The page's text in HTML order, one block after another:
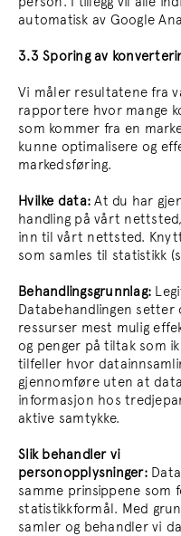
automatisk av Google
3.3 Sporing av
Vi måler resultatene fra
rapportere hvor mange
som kommer fra en
kunne optimalisere og
markedsføring.
Hvilke data:At du har
handling på vårt
inn til vårt nettsted.
som samles til statistikk
Behandlingsgrunnlag:
Databehandlingen setter
ressurser mest mulig
og penger på tiltak som
tilfeller hvor
gjennomføre uten at
informasjon hos
aktive samtykke.
Slik behandler vi
personopplysninger:
samme prinsippene som
statistikkformål. Med
samler og behandler vi